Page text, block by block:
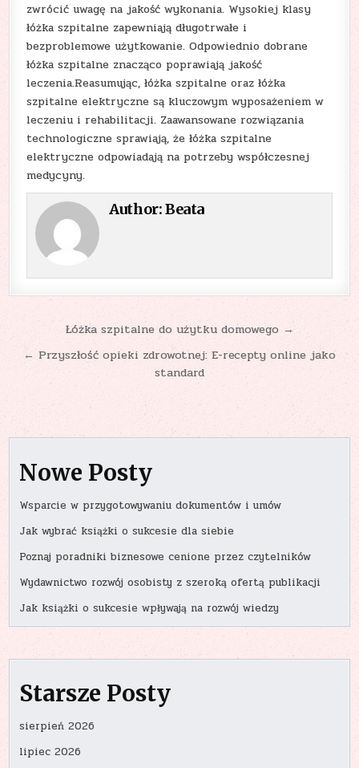
zwrócić uwagę na jakość wykonania. Wysokiej klasy
łóżka szpitalne zapewniają długotrwałe i
bezproblemowe użytkowanie. Odpowiednio dobrane
łóżka szpitalne znacząco poprawiają jakość
leczenia.Reasumując, łóżka szpitalne oraz łóżka
szpitalne elektryczne są kluczowym wyposażeniem w
leczeniu i rehabilitacji. Zaawansowane rozwiązania
technologiczne sprawiają, że łóżka szpitalne
elektryczne odpowiadają na potrzeby współczesnej
medycyny.
Author:Beata
Nawigacja
wpisu
Łóżka szpitalne do użytku domowego →
← Przyszłość opieki zdrowotnej: E-recepty online jako
standard
Nowe Posty
Wsparcie w przygotowywaniu dokumentów i umów
Jak wybrać książki o sukcesie dla siebie
Poznaj poradniki biznesowe cenione przez czytelników
Wydawnictwo rozwój osobisty z szeroką ofertą publikacji
Jak książki o sukcesie wpływają na rozwój wiedzy
Starsze Posty
sierpień 2026
lipiec 2026